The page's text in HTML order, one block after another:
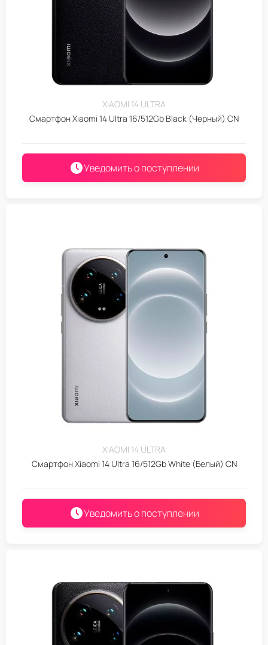
XIAOMI 14 ULTRA
Смартфон Xiaomi 14 Ultra 16/512Gb Black (Черный) CN
Уведомить о поступлении
XIAOMI 14 ULTRA
Смартфон Xiaomi 14 Ultra 16/512Gb White (Белый) CN
Уведомить о поступлении